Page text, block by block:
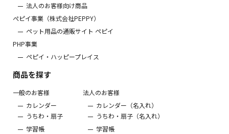
法人のお客様向け商品
ぺピイ事業（株式会社PEPPY）
ペット用品の通販サイト ペピイ
PHP事業
ペピイ・ハッピープレイス
商品を探す
一般のお客様
カレンダー
うちわ・扇子
学習帳
法人のお客様
カレンダー（名入れ）
うちわ・扇子（名入れ）
学習帳